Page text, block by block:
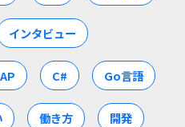
インタビュー
C# Go言語
働き方 開発